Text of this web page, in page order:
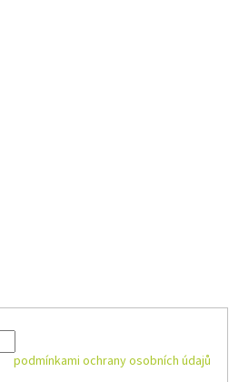
podmínkami ochrany osobních údajů